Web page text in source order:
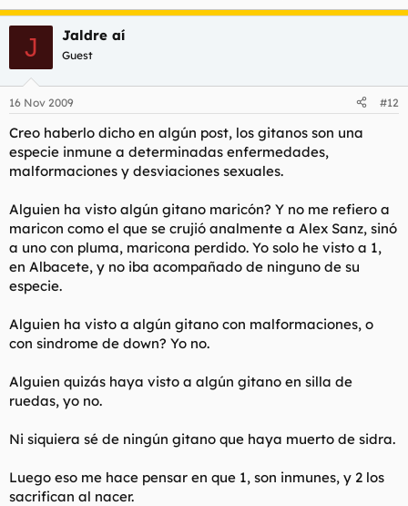
J Jaldre aí
Guest
16 Nov 2009 #12
Creo haberlo dicho en algún post, los gitanos son una
especie inmune a determinadas enfermedades,
malformaciones y desviaciones sexuales.
Alguien ha visto algún gitano maricón? Y no me refiero a
maricon como el que se crujió analmente a Alex Sanz, sinó
a uno con pluma, maricona perdido. Yo solo he visto a 1,
en Albacete, y no iba acompañado de ninguno de su
especie.
Alguien ha visto a algún gitano con malformaciones, o
con sindrome de down? Yo no.
Alguien quizás haya visto a algún gitano en silla de
ruedas, yo no.
Ni siquiera sé de ningún gitano que haya muerto de sidra.
Luego eso me hace pensar en que 1, son inmunes, y 2 los
sacrifican al nacer.